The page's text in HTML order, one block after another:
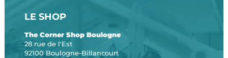
LE SHOP
The Corner Shop Boulogne
28 rue de l'Est
92100 Boulogne-Billancourt